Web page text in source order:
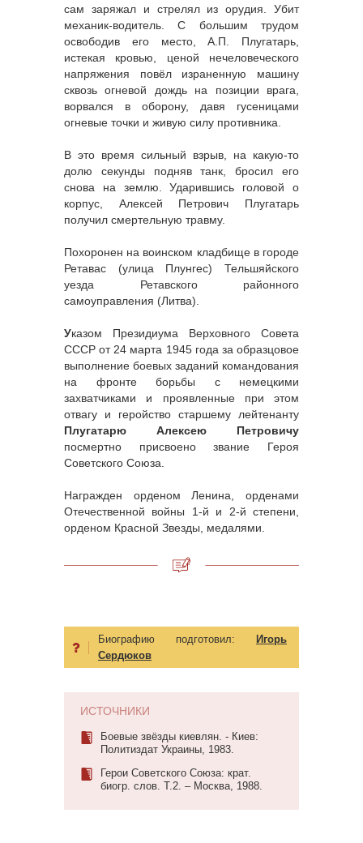
сам заряжал и стрелял из орудия. Убит
механик-водитель. С большим трудом
освободив его место, А.П. Плугатарь,
истекая кровью, ценой нечеловеческого
напряжения повёл израненную машину
сквозь огневой дождь на позиции врага,
ворвался в оборону, давя гусеницами
огневые точки и живую силу противника.
В это время сильный взрыв, на какую-то
долю секунды подняв танк, бросил его
снова на землю. Ударившись головой о
корпус, Алексей Петрович Плугатарь
получил смертельную травму.
Похоронен на воинском кладбище в городе
Ретавас (улица Плунгес) Тельшяйского
уезда Ретавского районного
самоуправления (Литва).
Указом Президиума Верховного Совета
СССР от 24 марта 1945 года за образцовое
выполнение боевых заданий командования
на фронте борьбы с немецкими
захватчиками и проявленные при этом
отвагу и геройство старшему лейтенанту
Плугатарю Алексею Петровичу
посмертно присвоено звание Героя
Советского Союза.
Награжден орденом Ленина, орденами
Отечественной войны 1-й и 2-й степени,
орденом Красной Звезды, медалями.
Биографию подготовил: Игорь
Сердюков
ИСТОЧНИКИ
Боевые звёзды киевлян. - Киев:
Политиздат Украины, 1983.
Герои Советского Союза: крат.
биогр. слов. Т.2. – Москва, 1988.